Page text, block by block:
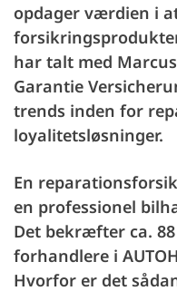
opdager værdien i
har talt med Marcus
Garantie
trends inden for
loyalitetsløsninger.
En
en professionel
Det bekræfter ca.
forhandlere i
Hvorfor er det